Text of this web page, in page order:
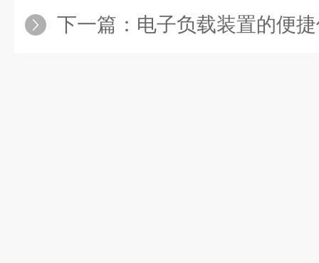
下一篇： 电子负载装置的便捷使